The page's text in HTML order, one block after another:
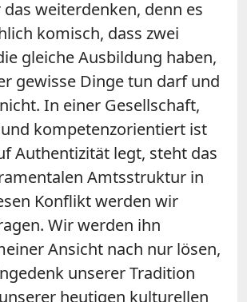
weiterdenken, denn es
komisch, dass zwei
gleiche Ausbildung haben,
gewisse Dinge tun darf und
In einer Gesellschaft,
kompetenzorientiert ist
Authentizität legt, steht das
Amtsstruktur in
Konflikt werden wir
Wir werden ihn
Ansicht nach nur lösen,
unserer Tradition
heutigen kulturellen